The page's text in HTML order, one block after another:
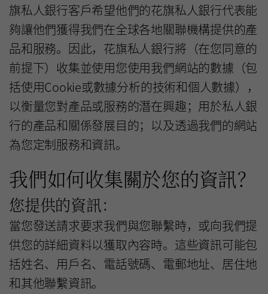
旗私人銀行客戶希望他們的花旗私人銀行代表能
夠讓他們獲得我們在全球各地關聯機構提供的產
品和服務。因此，花旗私人銀行將（在您同意的
前提下）收集並使用您使用我們網站的數據（包
括使用Cookie或數據分析的技術和個人數據），
以衡量您對產品或服務的潛在興趣；用於私人銀
行的產品和關係發展目的；以及透過我們的網站
為您定制服務和資訊。
我們如何收集關於您的資訊？
您提供的資訊：
當您發送請求要求我們與您聯繫時，或向我們提
供您的詳細資料以獲取內容時。這些資訊可能包
括姓名、用戶名、電話號碼、電郵地址、居住地
和其他聯繫資訊。